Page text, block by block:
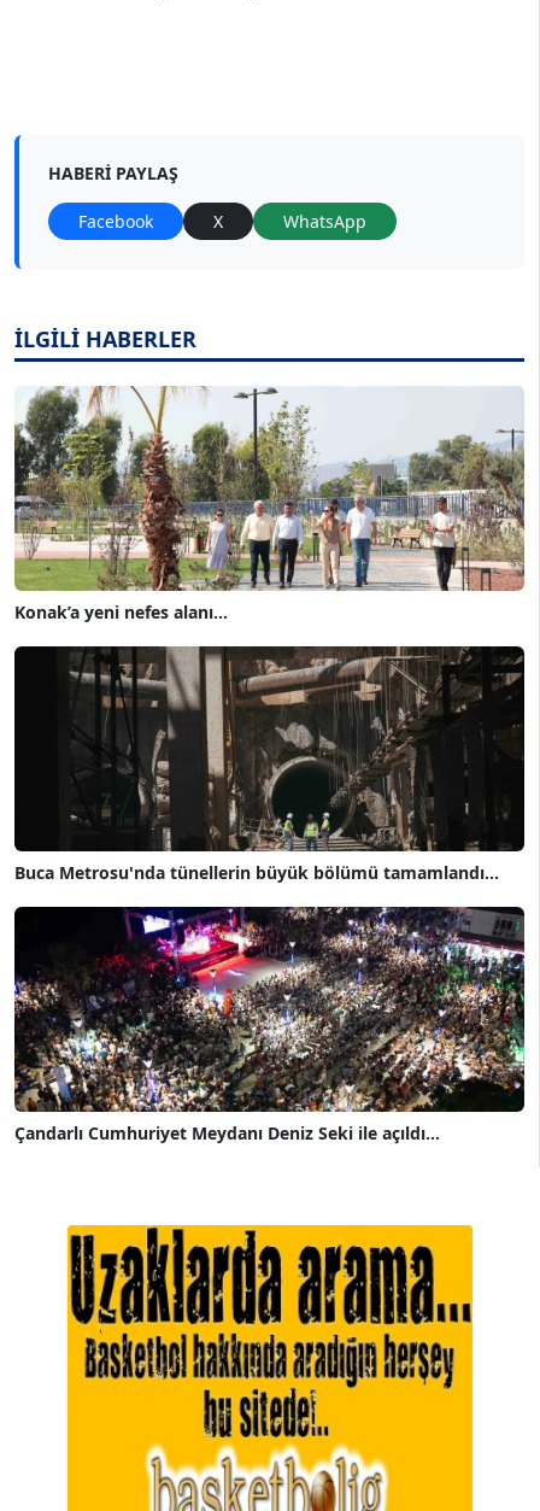
HABERI PAYLAŞ
Facebook X WhatsApp
İLGİLİ HABERLER
Konak’a yeni nefes alanı...
Buca Metrosu'nda tünellerin büyük bölümü tamamlandı...
Çandarlı Cumhuriyet Meydanı Deniz Seki ile açıldı...
A. BAHRİ VRESKALA
Köşe Yazarı